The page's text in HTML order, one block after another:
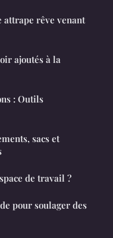
attrape rêve venant
ajoutés à la
: Outils
sacs et
de travail ?
pour soulager des